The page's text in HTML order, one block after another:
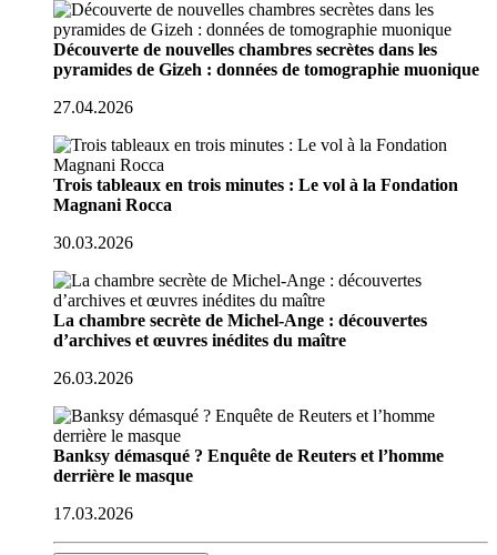
Découverte de nouvelles chambres secrètes dans les
pyramides de Gizeh : données de tomographie muonique
27.04.2026
Trois tableaux en trois minutes : Le vol à la Fondation
Magnani Rocca
30.03.2026
La chambre secrète de Michel-Ange : découvertes
d’archives et œuvres inédites du maître
26.03.2026
Banksy démasqué ? Enquête de Reuters et l’homme
derrière le masque
17.03.2026